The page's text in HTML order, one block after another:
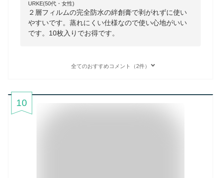
URKE(50代・女性)
２層フィルムの完全防水の絆創膏で剥がれずに使い
やすいです。蒸れにくい仕様なので使い心地がいい
です。10枚入りでお得です。
全てのおすすめコメント（2件）
10